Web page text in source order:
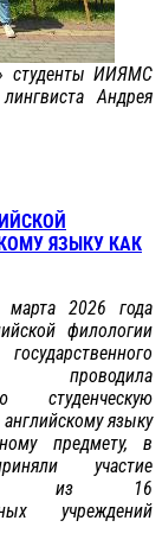
студенты ИИЯМС
Андрея
ЯЗЫКУ КАК
2026 года
филологии
проводила
студенческую
языку
предмету, в
участие
из 16
учреждений